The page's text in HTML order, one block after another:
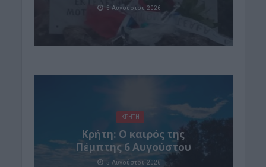
5 Αυγούστου 2026
ΚΡΗΤΗ
Κρήτη: Ο καιρός της
Πέμπτης 6 Αυγούστου
5 Αυγούστου 2026